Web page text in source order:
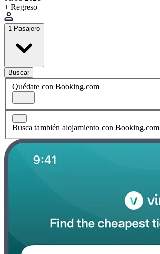
+ Regreso
1 Pasajero
Buscar
Quédate con Booking.com
Busca también alojamiento con Booking.com